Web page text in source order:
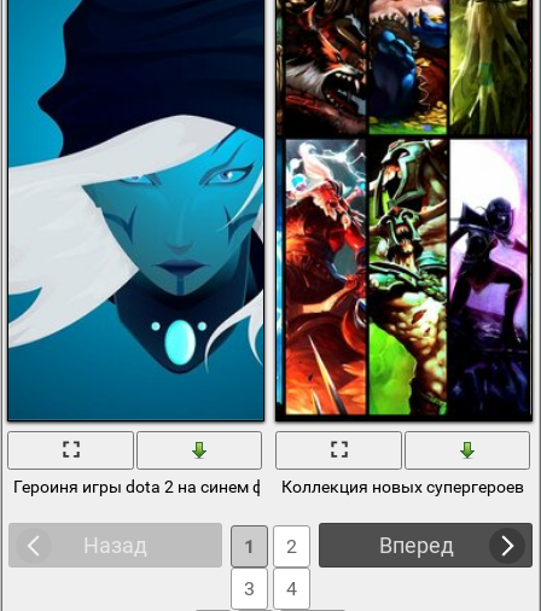
Героиня игры dota 2 на синем фонеКоллекция новых супергероев
Назад Вперед
1
2
3
4